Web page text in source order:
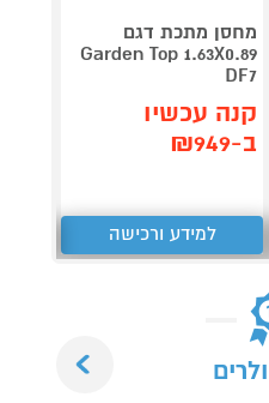
מחסן מתכת דגם
Garden Top 1.63X0.89
DF7
קנה עכשיו
ב-₪949
למידע ורכישה